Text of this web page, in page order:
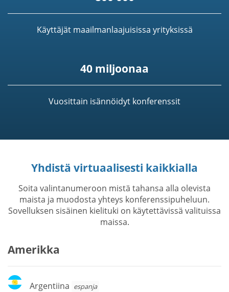
Käyttäjät maailmanlaajuisissa yrityksissä
40 miljoonaa
Vuosittain isännöidyt konferenssit
Yhdistä virtuaalisesti kaikkialla
Soita valintanumeroon mistä tahansa alla olevista
maista ja muodosta yhteys konferenssipuheluun.
Sovelluksen sisäinen kielituki on käytettävissä valituissa
maissa.
Amerikka
Argentiina
Argentiina espanja